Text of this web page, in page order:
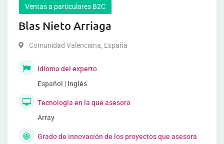
Ventas a particulares B2C
Blas Nieto Arriaga
Comunidad Valenciana, España
Idioma del experto
Español | Inglés
Tecnología en la que asesora
Array
Grado de innovación de los proyectos que asesora